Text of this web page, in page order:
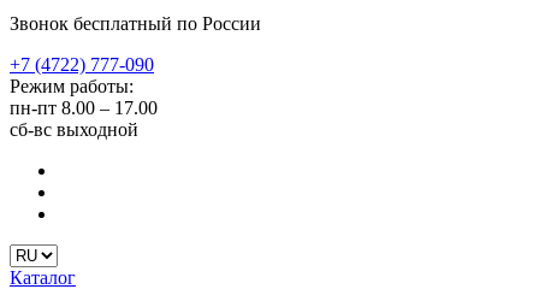
Звонок бесплатный по России
+7 (4722) 777-090
Режим работы:
пн-пт 8.00 – 17.00
сб-вс выходной
Каталог